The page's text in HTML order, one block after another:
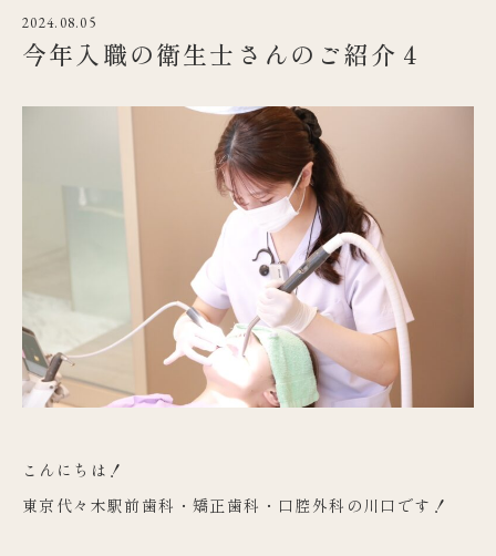
2024.08.05
今年入職の衛生士さんのご紹介４
こんにちは！
東京代々木駅前歯科・矯正歯科・口腔外科の川口です！